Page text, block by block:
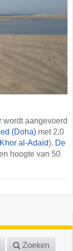
wordt aangevoerd
(Doha) met 2,0
Khor al-Adaid). De
hoogte van 50
Zoeken